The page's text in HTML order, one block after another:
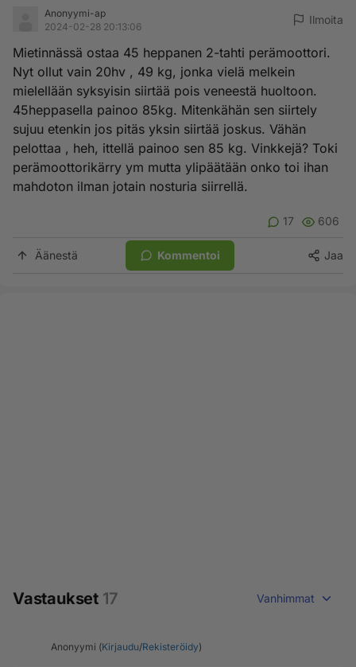
Anonyymi-ap
2024-02-28 20:13:06
Ilmoita
Mietinnässä ostaa 45 heppanen 2-tahti perämoottori.
Nyt ollut vain 20hv , 49 kg, jonka vielä melkein
mielellään syksyisin siirtää pois veneestä huoltoon.
45heppasella painoo 85kg. Mitenkähän sen siirtely
sujuu etenkin jos pitäs yksin siirtää joskus. Vähän
pelottaa , heh, ittellä painoo sen 85 kg. Vinkkejä? Toki
perämoottorikärry ym mutta ylipäätään onko toi ihan
mahdoton ilman jotain nosturia siirrellä.
17 606
Äänestä Kommentoi Jaa
Vastaukset 17 Vanhimmat
Anonyymi (Kirjaudu/Rekisteröidy)